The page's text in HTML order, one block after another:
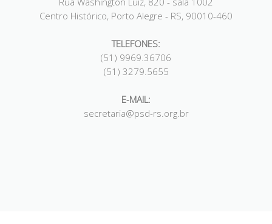
Centro Histórico, Porto Alegre - RS, 90010-460
TELEFONES:
(51) 9969.36706
(51) 3279.5655
E-MAIL:
secretaria@psd-rs.org.br